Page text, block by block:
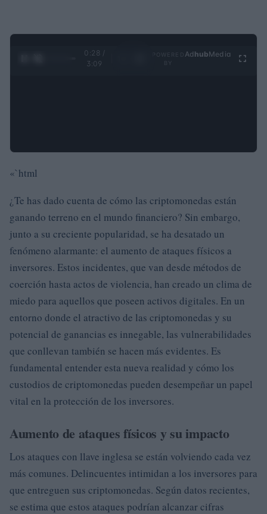
0:29 /
3:09
Ad hubMedia
«`html
¿Te has dado cuenta de cómo las criptomonedas están
ganando terreno en el mundo financiero? Sin embargo,
junto a su creciente popularidad, se ha desatado un
fenómeno alarmante: el aumento de ataques físicos a
inversores. Estos incidentes, que van desde métodos de
coerción hasta actos de violencia, han creado un clima de
miedo para aquellos que poseen activos digitales. En un
entorno donde el atractivo de las criptomonedas y su
potencial de ganancias es innegable, las vulnerabilidades
que conllevan también se hacen más evidentes. Es
fundamental entender esta nueva realidad y cómo los
custodios de criptomonedas pueden desempeñar un papel
vital en la protección de los inversores.
Aumento de ataques físicos y su impacto
Los ataques con llave inglesa se están volviendo cada vez
más comunes. Delincuentes intimidan a los inversores para
que entreguen sus criptomonedas. Según datos recientes,
se estima que estos ataques podrían alcanzar cifras